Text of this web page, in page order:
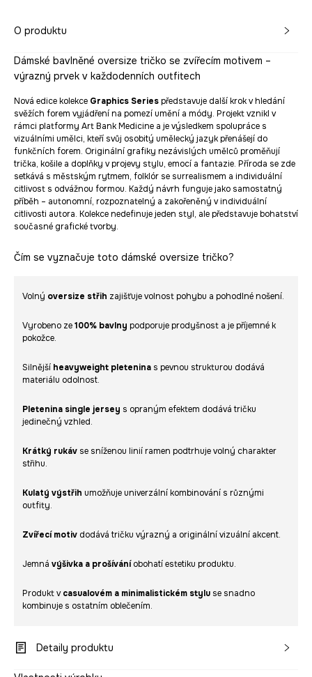
O produktu
Dámské bavlněné oversize tričko se zvířecím motivem –
výrazný prvek v každodenních outfitech
Nová edice kolekce Graphics Seriespředstavuje další krok v hledání
svěžích forem vyjádření na pomezí umění a módy. Projekt vznikl v
rámci platformy Art Bank Medicine a je výsledkem spolupráce s
vizuálními umělci, kteří svůj osobitý umělecký jazyk přenášejí do
funkčních forem. Originální grafiky nezávislých umělců proměňují
trička, košile a doplňky v projevy stylu, emocí a fantazie. Příroda se zde
setkává s městským rytmem, folklór se surrealismem a individuální
citlivost s odvážnou formou. Každý návrh funguje jako samostatný
příběh – autonomní, rozpoznatelný a zakořeněný v individuální
citlivosti autora. Kolekce nedefinuje jeden styl, ale představuje bohatství
současné grafické tvorby.
Čím se vyznačuje toto dámské oversize tričko?
Volný oversize střih zajišťuje volnost pohybu a pohodlné nošení.
Vyrobeno ze100% bavlny podporuje prodyšnost a je příjemné k
pokožce.
Silnější heavyweight pletenina s pevnou strukturou dodává
materiálu odolnost.
Pletenina single jersey s opraným efektem dodává tričku
jedinečný vzhled.
Krátký rukáv se sníženou linií ramen podtrhuje volný charakter
střihu.
Kulatý výstřih umožňuje univerzální kombinování s různými
outfity.
Zvířecí motiv dodává tričku výrazný a originální vizuální akcent.
Jemná výšivka a prošíváníobohatí estetiku produktu.
Produkt vcasualovém a minimalistickém stylu se snadno
kombinuje s ostatním oblečením.
Detaily produktu